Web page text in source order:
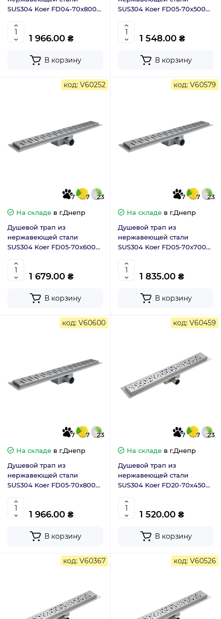
SUS304 Koer FD04-70x800
1 966.00 ₴
В корзину
SUS304 Koer FD05-70x500
1 548.00 ₴
В корзину
код: V60252
7 7
23
На складе в г.Днепр
Душевой трап из
нержавеющей стали
SUS304 Koer FD05-70x600
1 679.00 ₴
В корзину
код: V60579
7 7
23
На складе в г.Днепр
Душевой трап из
нержавеющей стали
SUS304 Koer FD05-70x700
1 835.00 ₴
В корзину
код: V60600
7 7
23
На складе в г.Днепр
Душевой трап из
нержавеющей стали
SUS304 Koer FD05-70x800
1 966.00 ₴
В корзину
код: V60459
7 7
23
На складе в г.Днепр
Душевой трап из
нержавеющей стали
SUS304 Koer FD20-70x450
1 520.00 ₴
В корзину
код: V60367 код: V60526